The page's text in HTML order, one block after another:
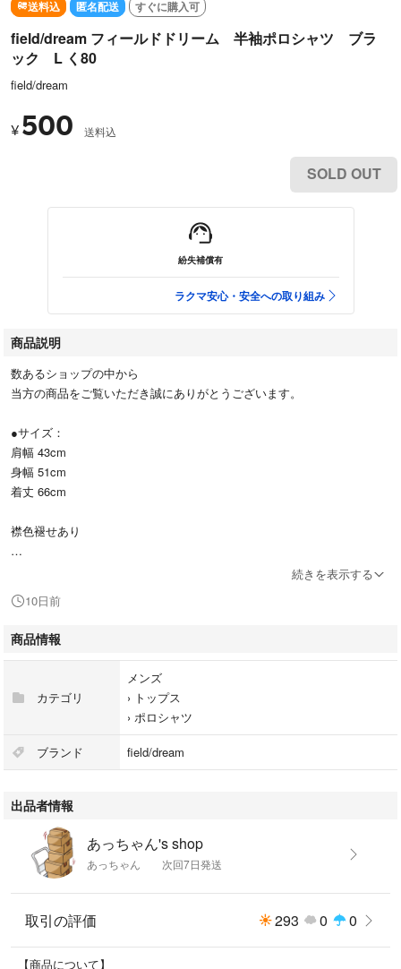
送料込 匿名配送 すぐに購入可
field/dream フィールドドリーム 半袖ポロシャツ ブラ
ック L く80
field/dream
¥ 500 送料込
SOLD OUT
紛失補償有
ラクマ安心・安全への取り組み
商品説明
数あるショップの中から
当方の商品をご覧いただき誠にありがとうございます。
●サイズ：
肩幅 43cm
身幅 51cm
着丈 66cm
襟色褪せあり
●その他、注意事項：
プロフィールをご購入前にご確認ください
土日祝、平日15時以降コメント返信、発送対応はしておりません。
続きを表示する
10日前
商品情報
カテゴリ
メンズ
› トップス
› ポロシャツ
ブランド field/dream
出品者情報
あっちゃん's shop
あっちゃん 次回7日発送
取引の評価 293 0 0
【商品について】